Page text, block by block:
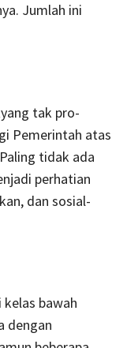
Jumlah ini
tak pro-
Pemerintah atas
tidak ada
perhatian
dan sosial-
bawah
dengan